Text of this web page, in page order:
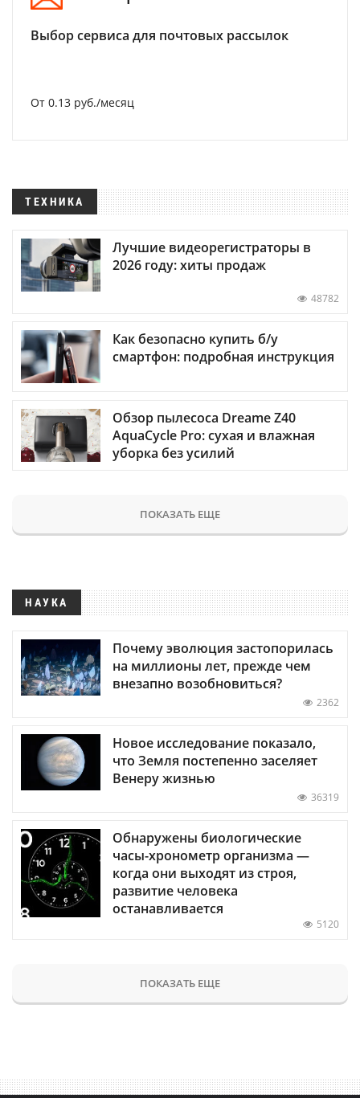
Выбор сервиса для почтовых рассылок
От 0.13 руб./месяц
ТЕХНИКА
Лучшие видеорегистраторы в
2026 году: хиты продаж
48782
Как безопасно купить б/у
смартфон: подробная инструкция
Обзор пылесоса Dreame Z40
AquaCycle Pro: сухая и влажная
уборка без усилий
ПОКАЗАТЬ ЕЩЕ
НАУКА
Почему эволюция застопорилась
на миллионы лет, прежде чем
внезапно возобновиться?
2362
Новое исследование показало,
что Земля постепенно заселяет
Венеру жизнью
36319
Обнаружены биологические
часы-хронометр организма —
когда они выходят из строя,
развитие человека
останавливается
5120
ПОКАЗАТЬ ЕЩЕ